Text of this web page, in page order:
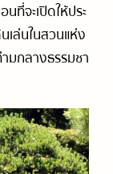
ที่จะเปิดให้ประ
เล่นในสวนแห่ง
มกลางธรรมชา